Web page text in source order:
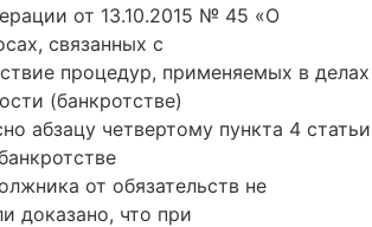
от 13.10.2015 № 45 «О
связанных с
процедур, применяемых в делах
(банкротстве)
абзацу четвертому пункта 4 статьи
от обязательств не
доказано, что при